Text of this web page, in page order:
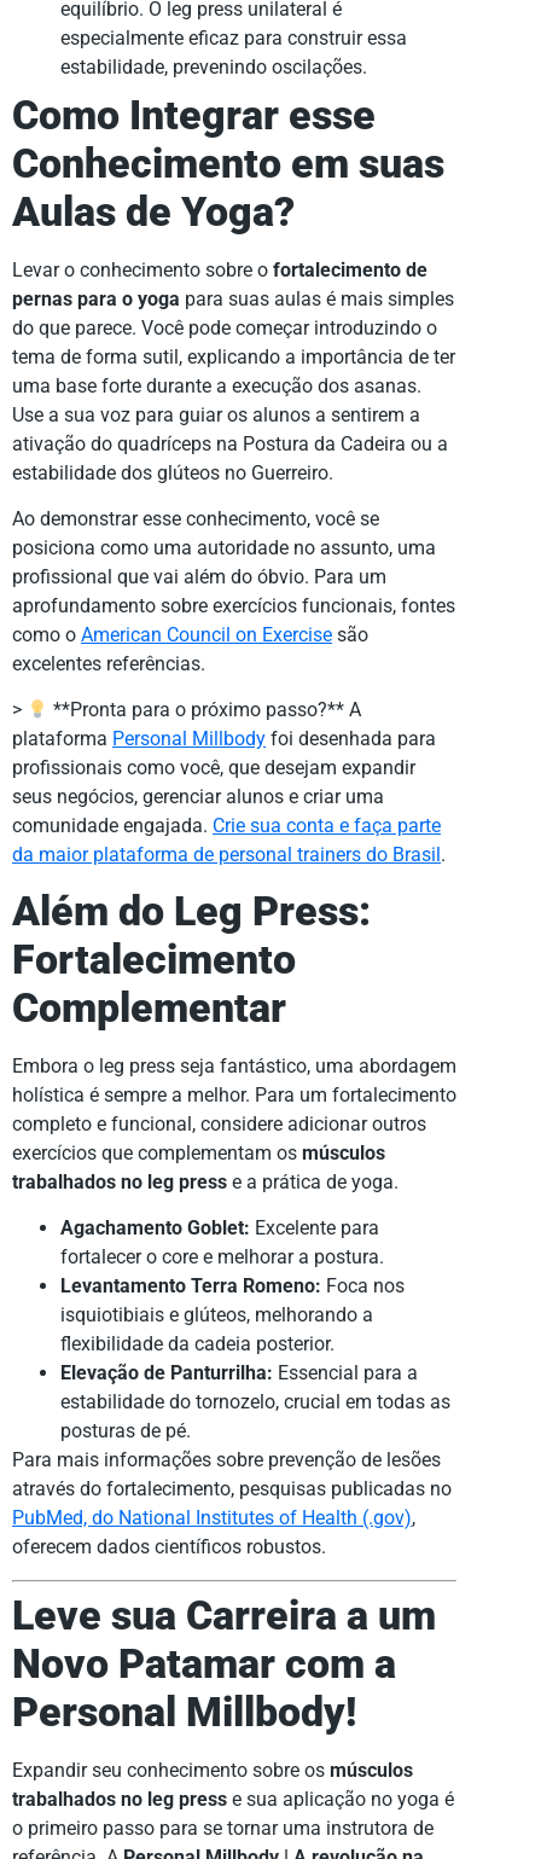
equilíbrio. O leg press unilateral é
especialmente eficaz para construir essa
estabilidade, prevenindo oscilações.
Como Integrar esse
Conhecimento em suas
Aulas de Yoga?
Levar o conhecimento sobre o fortalecimento de
pernas para o yoga para suas aulas é mais simples
do que parece. Você pode começar introduzindo o
tema de forma sutil, explicando a importância de ter
uma base forte durante a execução dos asanas.
Use a sua voz para guiar os alunos a sentirem a
ativação do quadríceps na Postura da Cadeira ou a
estabilidade dos glúteos no Guerreiro.
Ao demonstrar esse conhecimento, você se
posiciona como uma autoridade no assunto, uma
profissional que vai além do óbvio. Para um
aprofundamento sobre exercícios funcionais, fontes
como o American Council on Exercise são
excelentes referências.
>
**Pronta para o próximo passo?** A
plataforma Personal Millbody foi desenhada para
profissionais como você, que desejam expandir
seus negócios, gerenciar alunos e criar uma
comunidade engajada. Crie sua conta e faça parte
da maior plataforma de personal trainers do Brasil .
Além do Leg Press:
Fortalecimento
Complementar
Embora o leg press seja fantástico, uma abordagem
holística é sempre a melhor. Para um fortalecimento
completo e funcional, considere adicionar outros
exercícios que complementam os músculos
trabalhados no leg press e a prática de yoga.
Agachamento Goblet: Excelente para
fortalecer o core e melhorar a postura.
Levantamento Terra Romeno: Foca nos
isquiotibiais e glúteos, melhorando a
flexibilidade da cadeia posterior.
Elevação de Panturrilha: Essencial para a
estabilidade do tornozelo, crucial em todas as
posturas de pé.
Para mais informações sobre prevenção de lesões
através do fortalecimento, pesquisas publicadas no
PubMed, do National Institutes of Health (.gov),
oferecem dados científicos robustos.
Leve sua Carreira a um
Novo Patamar com a
Personal Millbody!
Expandir seu conhecimento sobre os músculos
trabalhados no leg press e sua aplicação no yoga é
o primeiro passo para se tornar uma instrutora de